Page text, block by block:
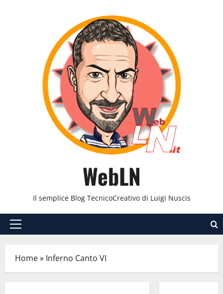
WebLN
Il semplice Blog TecnicoCreativo di Luigi Nuscis
Menu
Home» Inferno Canto VI